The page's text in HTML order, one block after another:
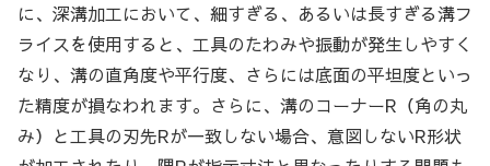
に、深溝加工において、細すぎる、あるいは長すぎる溝フ
ライスを使用すると、工具のたわみや振動が発生しやすく
なり、溝の直角度や平行度、さらには底面の平坦度といっ
た精度が損なわれます。さらに、溝のコーナーR（角の丸
み）と工具の刃先Rが一致しない場合、意図しないR形状